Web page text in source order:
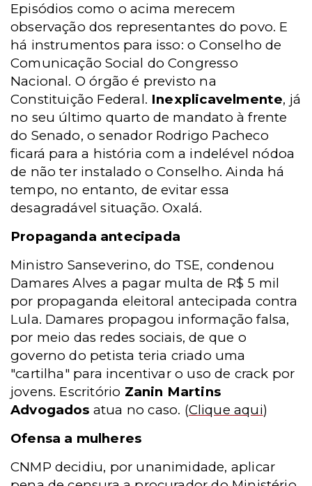
Episódios como o acima merecem
observação dos representantes do povo. E
há instrumentos para isso: o Conselho de
Comunicação Social do Congresso
Nacional. O órgão é previsto na
Constituição Federal. Inexplicavelmente, já
no seu último quarto de mandato à frente
do Senado, o senador Rodrigo Pacheco
ficará para a história com a indelével nódoa
de não ter instalado o Conselho. Ainda há
tempo, no entanto, de evitar essa
desagradável situação. Oxalá.
Propaganda antecipada
Ministro Sanseverino, do TSE, condenou
Damares Alves a pagar multa de R$ 5 mil
por propaganda eleitoral antecipada contra
Lula. Damares propagou informação falsa,
por meio das redes sociais, de que o
governo do petista teria criado uma
"cartilha" para incentivar o uso de crack por
jovens. Escritório Zanin Martins
Advogados atua no caso. (Clique aqui)
Ofensa a mulheres
CNMP decidiu, por unanimidade, aplicar